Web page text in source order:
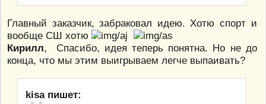
Главный заказчик, забраковал идею. Хотю спорт и
вообще СШ хотю
Кирилл, Спасибо, идея теперь понятна. Но не до
конца, что мы этим выигрываем легче выпаивать?
kisa пишет: